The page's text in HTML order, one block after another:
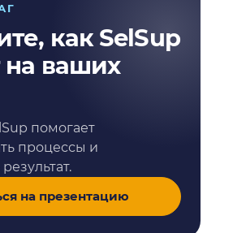
как SelSup
на ваших
помогает
процессы и
на презентацию